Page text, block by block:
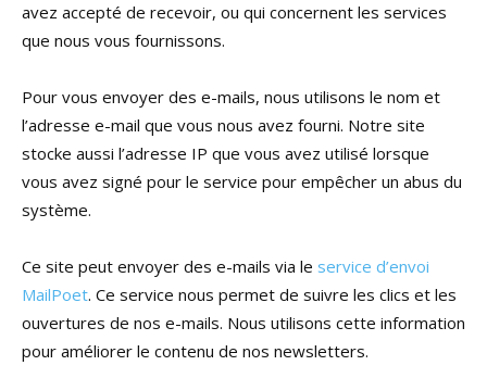
avez accepté de recevoir, ou qui concernent les services
que nous vous fournissons.
Pour vous envoyer des e-mails, nous utilisons le nom et
l’adresse e-mail que vous nous avez fourni. Notre site
stocke aussi l’adresse IP que vous avez utilisé lorsque
vous avez signé pour le service pour empêcher un abus du
système.
Ce site peut envoyer des e-mails via le service d’envoi
MailPoet. Ce service nous permet de suivre les clics et les
ouvertures de nos e-mails. Nous utilisons cette information
pour améliorer le contenu de nos newsletters.